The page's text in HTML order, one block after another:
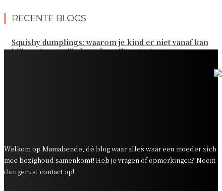
RECENTE BLOGS
Squishy dumplings: waarom je kind er niet vanaf kan
blijven (en wat jij als ouder wilt weten)
Welkom op Mamabende, dé blog waar alles waar een moeder zich
mee bezighoud samenkomt! Heb je vragen of opmerkingen? Neem
dan gerust contact op!